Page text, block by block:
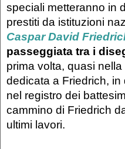
speciali metteranno in
prestiti da istituzioni
Caspar David
passeggiata tra i
prima volta, quasi
dedicata a Friedrich,
nel registro dei
cammino di Friedrich
ultimi lavori.